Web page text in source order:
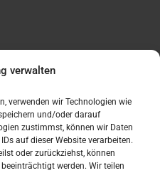
verwalten
verwenden wir Technologien wie
und/oder darauf
zustimmst, können wir Daten
auf dieser Website verarbeiten.
oder zurückziehst, können
werden. Wir teilen
– Njemačka?